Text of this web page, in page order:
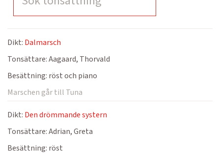
Dikt: Dalmarsch
Tonsättare:Aagaard, Thorvald
Besättning: röst och piano
Marschen går till Tuna
Dikt: Den drömmande systern
Tonsättare:Adrian, Greta
Besättning: röst